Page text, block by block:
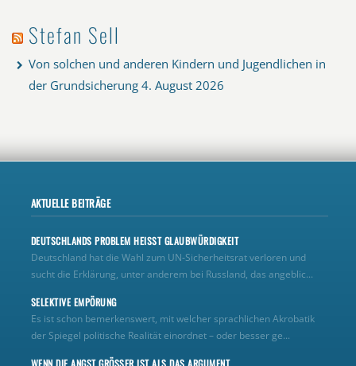
Stefan Sell
Von solchen und anderen Kindern und Jugendlichen in
der Grundsicherung 4. August 2026
AKTUELLE BEITRÄGE
DEUTSCHLANDS PROBLEM HEISST GLAUBWÜRDIGKEIT
Deutschland hat die Wahl zum UN‑Sicherheitsrat verloren und
sucht die Erklärung, unter anderem bei Russland, das angeblic...
SELEKTIVE EMPÖRUNG
Es ist schon bemerkenswert, mit welcher sprachlichen Akrobatik
der Spiegel politische Realität einordnet – oder besser ge...
WENN DIE ANGST GRÖSSER IST ALS DAS ARGUMENT